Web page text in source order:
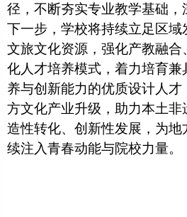
径，不断夯实专业教学基础，
下一步，学校将持续立足区
文旅文化资源，强化产教融
化人才培养模式，着力培育
养与创新能力的优质设计人
方文化产业升级，助力本土非
造性转化、创新性发展，为
续注入青春动能与院校力量。